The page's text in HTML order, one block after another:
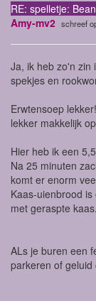
RE: spelletje:
Amy-mv2 schreef
Ja, ik heb zo'n zin
spekjes en
Erwtensoep
lekker makkelijk
Hier heb ik een
Na 25 minuten
komt er enorm
Kaas-uienbrood
met geraspte kaas.
ALs je buren een
parkeren of geluid